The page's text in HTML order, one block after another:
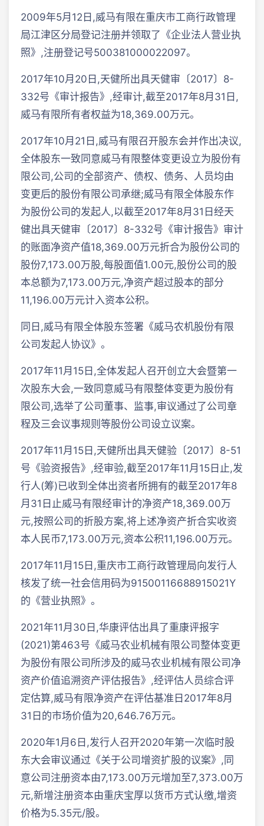
2009年5月12日,威马有限在重庆市工商行政管理
局江津区分局登记注册并领取了《企业法人营业执
照》,注册登记号500381000022097。
2017年10月20日,天健所出具天健审〔2017〕8-
332号《审计报告》,经审计,截至2017年8月31日,
威马有限所有者权益为18,369.00万元。
2017年10月21日,威马有限召开股东会并作出决议,
全体股东一致同意威马有限整体变更设立为股份有
限公司,公司的全部资产、债权、债务、人员均由
变更后的股份有限公司承继;威马有限全体股东作
为股份公司的发起人,以截至2017年8月31日经天
健出具天健审〔2017〕8-332号《审计报告》审计
的账面净资产值18,369.00万元折合为股份公司的
股份7,173.00万股,每股面值1.00元,股份公司的股
本总额为7,173.00万元,净资产超过股本的部分
11,196.00万元计入资本公积。
同日,威马有限全体股东签署《威马农机股份有限
公司发起人协议》。
2017年11月15日,全体发起人召开创立大会暨第一
次股东大会,一致同意威马有限整体变更为股份有
限公司,选举了公司董事、监事,审议通过了公司章
程及三会议事规则等股份公司设立议案。
2017年11月15日,天健所出具天健验〔2017〕8-51
号《验资报告》,经审验,截至2017年11月15日止,发
行人(筹)已收到全体出资者所拥有的截至2017年8
月31日止威马有限经审计的净资产18,369.00万
元,按照公司的折股方案,将上述净资产折合实收资
本人民币7,173.00万元,资本公积11,196.00万元。
2017年11月15日,重庆市工商行政管理局向发行人
核发了统一社会信用码为91500116688915021Y
的《营业执照》。
2021年11月30日,华康评估出具了重康评报字
(2021)第463号《威马农业机械有限公司整体变更
为股份有限公司所涉及的威马农业机械有限公司净
资产价值追溯资产评估报告》,经评估人员综合评
定估算,威马有限净资产在评估基准日2017年8月
31日的市场价值为20,646.76万元。
2020年1月6日,发行人召开2020年第一次临时股
东大会审议通过《关于公司增资扩股的议案》,同
意公司注册资本由7,173.00万元增加至7,373.00万
元,新增注册资本由重庆宝厚以货币方式认缴,增资
价格为5.35元/股。